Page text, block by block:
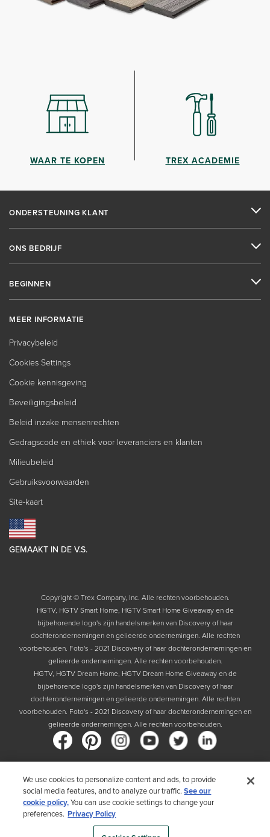
WAAR TE KOPEN TREX ACADEMIE
ONDERSTEUNING KLANT
ONS BEDRIJF
BEGINNEN
MEER INFORMATIE
Privacybeleid
Cookies Settings
Cookie kennisgeving
Beveiligingsbeleid
Beleid inzake mensenrechten
Gedragscode en ethiek voor leveranciers en klanten
Milieubeleid
Gebruiksvoorwaarden
Site-kaart
GEMAAKT IN DE V.S.
Copyright © Trex Company, Inc. Alle rechten voorbehouden.
HGTV, HGTV Smart Home, HGTV Smart Home Giveaway en de
bijbehorende logo's zijn handelsmerken van Discovery of haar
dochterondernemingen en gelieerde ondernemingen. Alle rechten
voorbehouden. Foto's - 2021 Discovery of haar dochterondernemingen en
gelieerde ondernemingen. Alle rechten voorbehouden.
HGTV, HGTV Dream Home, HGTV Dream Home Giveaway en de
bijbehorende logo's zijn handelsmerken van Discovery of haar
dochterondernemingen en gelieerde ondernemingen. Alle rechten
voorbehouden. Foto's - 2021 Discovery of haar dochterondernemingen en
gelieerde ondernemingen. Alle rechten voorbehouden.
Land
Door uw land te kiezen, bevestigt u dat u het Privacybeleid van Trex hebt
We use cookies to personalize content and ads, to provide
social media features, and to analyze our traffic.See our
cookie policy.You can use cookie settings to change your
preferences. Privacy Policy